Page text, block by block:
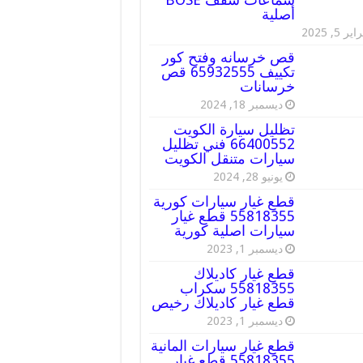
أصلية
5, 2025
قص خرسانه وفتح كور
تكييف 65932555 قص
خرسانات
ديسمبر 18, 2024
تظليل سيارة الكويت
66400552 فني تظليل
سيارات متنقل الكويت
يونيو 28, 2024
قطع غيار سيارات كورية
55818355 قطع غيار
سيارات اصلية كورية
ديسمبر 1, 2023
قطع غيار كاديلاك
55818355 سكراب
قطع غيار كاديلاك رخيص
ديسمبر 1, 2023
قطع غيار سيارات المانية